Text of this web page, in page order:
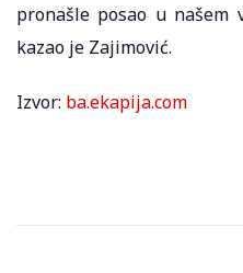
pronašle posao u našem
kazao je Zajimović.
Izvor: ba.ekapija.com